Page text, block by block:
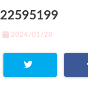
22595199
2024/01/28